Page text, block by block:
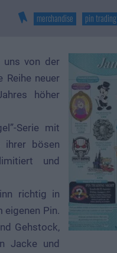
merchandise pin trading
uns von der
Reihe neuer
höher
Serie mit
bösen
und
richtig in
eigenen Pin.
Gehstock,
Jacke und